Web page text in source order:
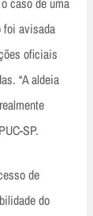
foi avisada
oficiais
“A aldeia
SP.
de
do